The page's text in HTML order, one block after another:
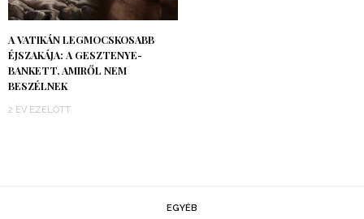
A VATIKÁN LEGMOCSKOSABB
ÉJSZAKÁJA: A GESZTENYE-
BANKETT, AMIRŐL NEM
BESZÉLNEK
2 ÉV EZELŐTT
EGYÉB